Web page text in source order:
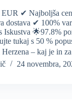
EUR ✔ Najboljša
dostava ✔ 100%
Iskustva 🌟97.8%
tukaj s 50 %
Herzena – kaj je in
24 novembra,